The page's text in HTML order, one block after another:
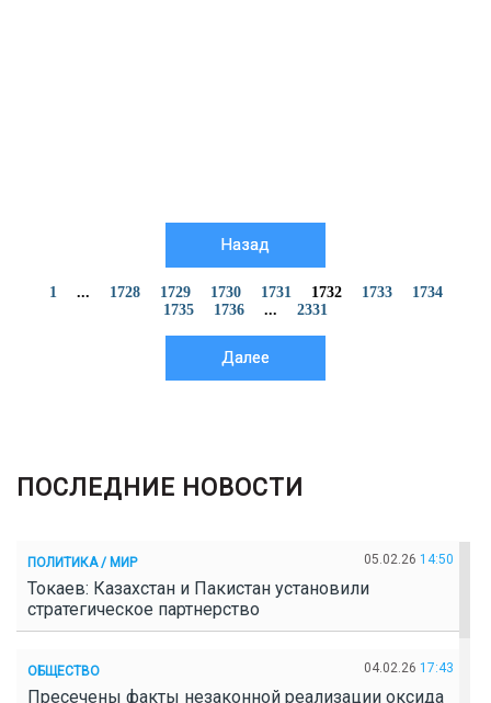
Назад
1 ... 1728 1729 1730 1731 1732 1733
1734
1735
1736 ... 2331
Далее
ПОСЛЕДНИЕ НОВОСТИ
ПОЛИТИКА / МИР 05.02.26 14:50
Токаев: Казахстан и Пакистан установили
стратегическое партнерство
ОБЩЕСТВО 04.02.26 17:43
Пресечены факты незаконной реализации оксида